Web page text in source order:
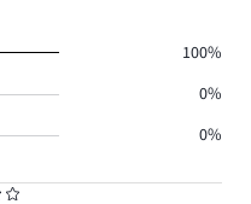
100%
0%
0%